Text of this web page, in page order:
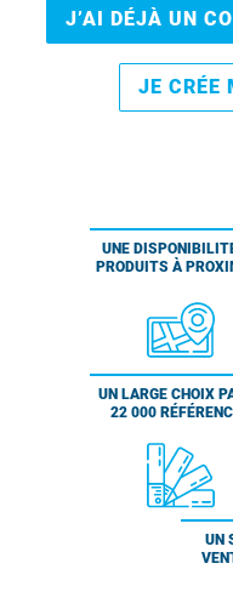
J’AI DÉJÀ UN
JE CRÉE
UNE
PRODUITS À
UN LARGE CHOIX
22 000
UN